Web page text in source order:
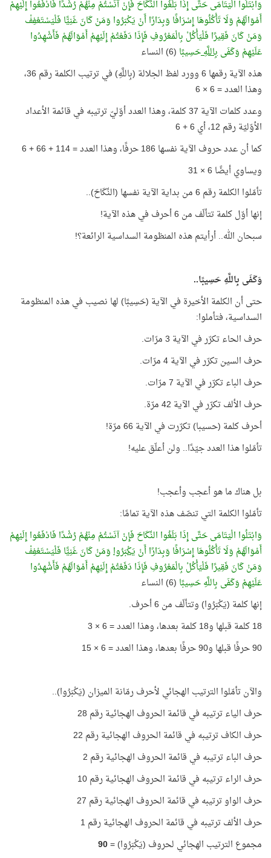
وَابْتَلُوا الْيَتَامَى حَتَّى إِذَا بَلَغُوا النِّكَاحَ فَإِنْ آنَسْتُمْ مِنْهُمْ رُشْدًا فَادْفَعُوا إِلَيْهِمْ
أَمْوَالَهُمْ وَلَا تَأْكُلُوهَا إِسْرَافًا وَبِدَارًا أَنْ يَكْبَرُوا وَمَنْ كَانَ غَنِيًّا فَلْيَسْتَعْفِفْ
وَمَنْ كَانَ فَقِيرًا فَلْيَأْكُلْ بِالْمَعْرُوفِ فَإِذَا دَفَعْتُمْ إِلَيْهِمْ أَمْوَالَهُمْ فَأَشْهِدُوا
عَلَيْهِمْ وَكَفَىبِاللَّهِحَسِيبًا (6) النساء
هذه الآية رقمها 6 وورد لفظ الجلالة (بِاللَّهِ) في ترتيب الكلمة رقم 36،
وهذا العدد = 6 × 6
وعدد كلمات الآية 37 كلمة، وهذا العدد أوّليّ ترتيبه في قائمة الأعداد
الأوّليّة رقم 12، أي 6 + 6
كما أن عدد حروف الآية نفسها 186 حرفًا، وهذا العدد = 114 + 66 + 6
ويساوي أيضًا 6 × 31
تأمّلوا الكلمة رقم 6 من بداية الآية نفسها (النِّكَاحَ)..
إنها أوّل كلمة تتألّف من 6 أحرف في هذه الآية!
سبحان الله.. أرأيتم هذه المنظومة السداسية الرائعة؟!
وَكَفَى بِاللَّهِ حَسِيبًا..
حتى أن الكلمة الأخيرة في الآية (حَسِيبًا) لها نصيب في هذه المنظومة
السداسية، فتأملوا:
حرف الحاء تكرّر في الآية 3 مرّات.
حرف السين تكرّر في الآية 4 مرّات.
حرف الباء تكرّر في الآية 7 مرّات.
حرف الألف تكرّر في الآية 42 مرّة.
أحرف كلمة (حسيبا) تكرّرت في الآية 66 مرّة!
تأمّلوا هذا العدد جيّدًا.. ولن أعلّق عليه!
بل هناك ما هو أعجب وأعجب!
تأمّلوا الكلمة التي تنصّف هذه الآية تمامًا:
وَابْتَلُوا الْيَتَامَى حَتَّى إِذَا بَلَغُوا النِّكَاحَ فَإِنْ آنَسْتُمْ مِنْهُمْ رُشْدًا فَادْفَعُوا إِلَيْهِمْ
أَمْوَالَهُمْ وَلَا تَأْكُلُوهَا إِسْرَافًا وَبِدَارًا أَنْ يَكْبَرُواوَمَنْ كَانَ غَنِيًّا فَلْيَسْتَعْفِفْ
وَمَنْ كَانَ فَقِيرًا فَلْيَأْكُلْ بِالْمَعْرُوفِ فَإِذَا دَفَعْتُمْ إِلَيْهِمْ أَمْوَالَهُمْ فَأَشْهِدُوا
عَلَيْهِمْ وَكَفَى بِاللَّهِ حَسِيبًا (6) النساء
إنها كلمة (يَكْبَرُوا) وتتألّف من 6 أحرف.
18 كلمة قبلها و18 كلمة بعدها، وهذا العدد = 6 × 3
90 حرفًا قبلها و90 حرفًا بعدها، وهذا العدد = 6 × 15
والآن تأمّلوا الترتيب الهجائي لأحرف رمّانة الميزان (يَكْبَرُوا)..
حرف الياء ترتيبه في قائمة الحروف الهجائية رقم 28
حرف الكاف ترتيبه في قائمة الحروف الهجائية رقم 22
حرف الباء ترتيبه في قائمة الحروف الهجائية رقم 2
حرف الراء ترتيبه في قائمة الحروف الهجائية رقم 10
حرف الواو ترتيبه في قائمة الحروف الهجائية رقم 27
حرف الألف ترتيبه في قائمة الحروف الهجائية رقم 1
مجموع الترتيب الهجائي لحروف (يَكْبَرُوا) =90